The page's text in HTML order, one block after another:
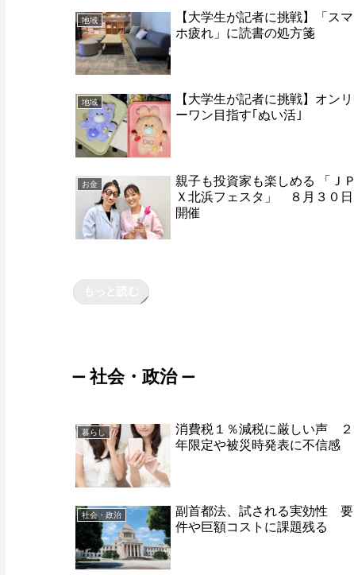
地域
【大学生が記者に挑戦】「スマ
ホ疲れ」に読書の処方箋
地域
【大学生が記者に挑戦】オンリ
ーワン目指す｢ぬい活｣
お金
親子も投資家も楽しめる 「ＪＰ
Ｘ北浜フェスタ」 ８月３０日
開催
ー 社会・政治ー
暮らし
消費税１％減税に厳しい声 ２
年限定や被災時発表に不信感
社会・政治
副首都法、試される実効性 要
件や巨額コストに課題残る